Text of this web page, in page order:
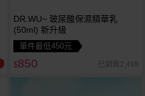
DR.WU~ 玻尿酸保濕精華乳
(50ml) 新升級
單件最低450元
$850 已銷售2,498